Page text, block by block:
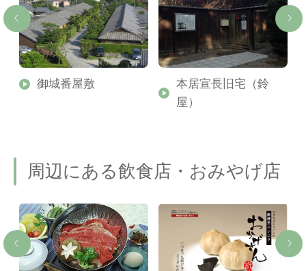
御城番屋敷
本居宣長旧宅（鈴
屋）
周辺にある飲食店・おみやげ店